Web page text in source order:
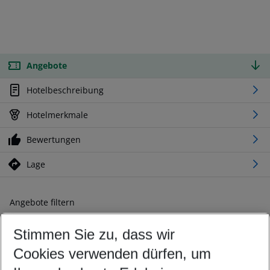
Angebote
Hotelbeschreibung
Hotelmerkmale
Bewertungen
Lage
Angebote filtern
Ändern Sie Ihre Kriterien nach Ihren Wünschen
Abflughafen wählen
Beliebiger Abflughafen
Stimmen Sie zu, dass wir
Cookies verwenden dürfen, um